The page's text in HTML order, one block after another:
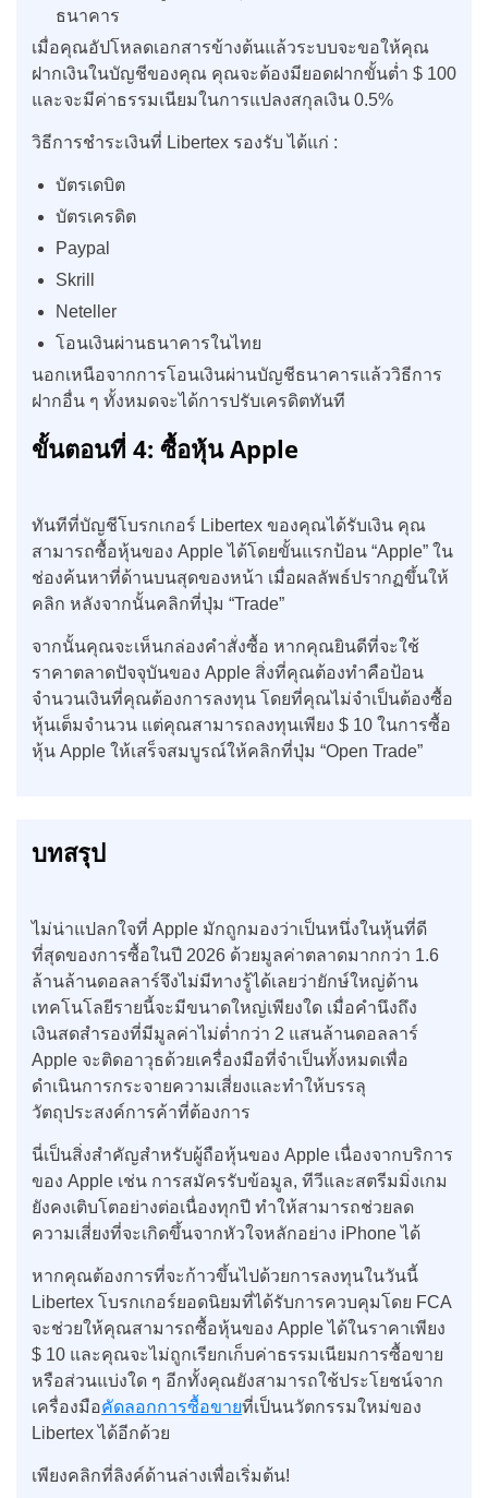
ธนาคาร
เมื่อคุณอัปโหลดเอกสารข้างต้นแล้วระบบจะขอให้คุณ
ฝากเงินในบัญชีของคุณ คุณจะต้องมียอดฝากขั้นต่ำ $ 100
และจะมีค่าธรรมเนียมในการแปลงสกุลเงิน 0.5%
วิธีการชำระเงินที่ Libertex รองรับ ได้แก่ :
บัตรเดบิต
บัตรเครดิต
Paypal
Skrill
Neteller
โอนเงินผ่านธนาคารในไทย
นอกเหนือจากการโอนเงินผ่านบัญชีธนาคารแล้ววิธีการ
ฝากอื่น ๆ ทั้งหมดจะได้การปรับเครดิตทันที
ขั้นตอนที่ 4: ซื้อหุ้น Apple
ทันทีที่บัญชีโบรกเกอร์ Libertex ของคุณได้รับเงิน คุณ
สามารถซื้อหุ้นของ Apple ได้โดยขั้นแรกป้อน “Apple” ใน
ช่องค้นหาที่ด้านบนสุดของหน้า เมื่อผลลัพธ์ปรากฏขึ้นให้
คลิก หลังจากนั้นคลิกที่ปุ่ม “Trade”
จากนั้นคุณจะเห็นกล่องคำสั่งซื้อ หากคุณยินดีที่จะใช้
ราคาตลาดปัจจุบันของ Apple สิ่งที่คุณต้องทำคือป้อน
จำนวนเงินที่คุณต้องการลงทุน โดยที่คุณไม่จำเป็นต้องซื้อ
หุ้นเต็มจำนวน แต่คุณสามารถลงทุนเพียง $ 10 ในการซื้อ
หุ้น Apple ให้เสร็จสมบูรณ์ให้คลิกที่ปุ่ม “Open Trade”
บทสรุป
ไม่น่าแปลกใจที่ Apple มักถูกมองว่าเป็นหนึ่งในหุ้นที่ดี
ที่สุดของการซื้อในปี 2026 ด้วยมูลค่าตลาดมากกว่า 1.6
ล้านล้านดอลลาร์จึงไม่มีทางรู้ได้เลยว่ายักษ์ใหญ่ด้าน
เทคโนโลยีรายนี้จะมีขนาดใหญ่เพียงใด เมื่อคำนึงถึง
เงินสดสำรองที่มีมูลค่าไม่ต่ำกว่า 2 แสนล้านดอลลาร์
Apple จะติดอาวุธด้วยเครื่องมือที่จำเป็นทั้งหมดเพื่อ
ดำเนินการกระจายความเสี่ยงและทำให้บรรลุ
วัตถุประสงค์การค้าที่ต้องการ
นี่เป็นสิ่งสำคัญสำหรับผู้ถือหุ้นของ Apple เนื่องจากบริการ
ของ Apple เช่น การสมัครรับข้อมูล, ทีวีและสตรีมมิ่งเกม
ยังคงเติบโตอย่างต่อเนื่องทุกปี ทำให้สามารถช่วยลด
ความเสี่ยงที่จะเกิดขึ้นจากหัวใจหลักอย่าง iPhone ได้
หากคุณต้องการที่จะก้าวขึ้นไปด้วยการลงทุนในวันนี้
Libertex โบรกเกอร์ยอดนิยมที่ได้รับการควบคุมโดย FCA
จะช่วยให้คุณสามารถซื้อหุ้นของ Apple ได้ในราคาเพียง
$ 10 และคุณจะไม่ถูกเรียกเก็บค่าธรรมเนียมการซื้อขาย
หรือส่วนแบ่งใด ๆ อีกทั้งคุณยังสามารถใช้ประโยชน์จาก
เครื่องมือคัดลอกการซื้อขายที่เป็นนวัตกรรมใหม่ของ
Libertex ได้อีกด้วย
เพียงคลิกที่ลิงค์ด้านล่างเพื่อเริ่มต้น!